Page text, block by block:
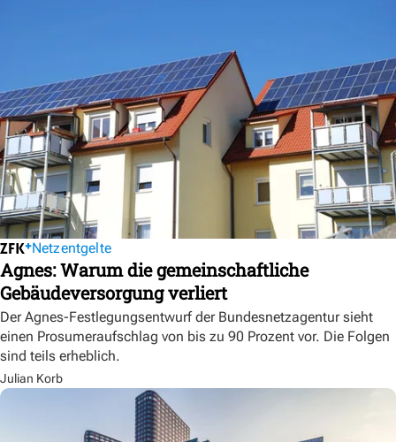
Netzentgelte
Agnes: Warum die gemeinschaftliche
Gebäudeversorgung verliert
Der Agnes-Festlegungsentwurf der Bundesnetzagentur sieht
einen Prosumeraufschlag von bis zu 90 Prozent vor. Die Folgen
sind teils erheblich.
Julian Korb